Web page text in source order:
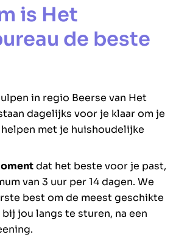
is Het
de beste
in regio Beerse van Het
dagelijks voor je klaar om je
met je huishoudelijke
dat het beste voor je past,
van 3 uur per 14 dagen. We
best om de meest geschikte
jou langs te sturen, na een